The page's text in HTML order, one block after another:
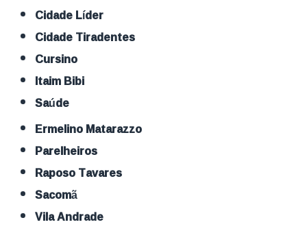
Cidade Líder
Cidade Tiradentes
Cursino
Itaim Bibi
Saúde
Ermelino Matarazzo
Parelheiros
Raposo Tavares
Sacomã
Vila Andrade